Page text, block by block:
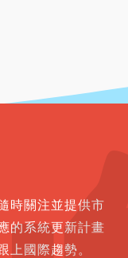
時關注並提供市
的系統更新計畫
上國際趨勢。